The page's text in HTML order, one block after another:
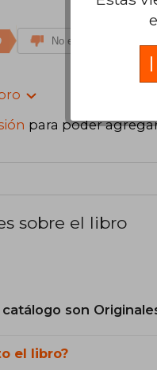
No es útil
para poder
sobre el libro
son
el libro?